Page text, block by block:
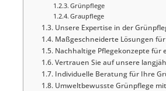
Grünpflege
Graupflege
Unsere Expertise in der
Maßgeschneiderte Lösungen
Nachhaltige Pflegekonzepte für
Vertrauen Sie auf unsere
Individuelle Beratung für Ihre
Umweltbewusste Grünpflege